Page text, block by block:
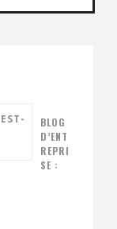
BLOG
D’ENT
REPRI
SE :